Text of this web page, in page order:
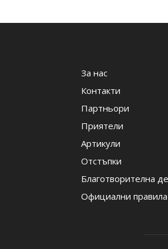
За нас
Контакти
Партньори
Приятели
Артикули
Отстъпки
Благотворителна
Официални